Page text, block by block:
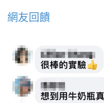
網友回饋